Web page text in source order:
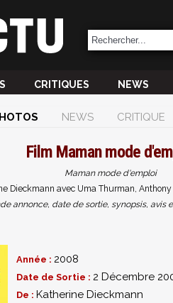
CRITIQUES NEWS
NEWS CRITIQUE
Film Maman mode
Maman mode d'emploi
Dieckmann avec Uma Thurman,
annonce, date de sortie, synopsis, avis
Année : 2008
Date de Sortie : 2 Décembre
De : Katherine Dieckmann